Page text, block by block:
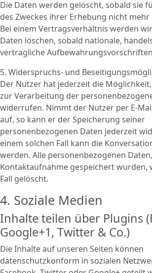
Die Daten werden gelöscht, sobald sie
des Zweckes ihrer Erhebung nicht
Bei einem Vertragsverhältnis werden
Daten löschen, sobald nationale,
vertragliche
5. Widerspruchs- und
Der Nutzer hat jederzeit die
zur Verarbeitung der
widerrufen. Nimmt der Nutzer per E-
auf, so kann er der Speicherung seiner
personenbezogenen Daten jederzeit
einem solchen Fall kann die
werden. Alle personenbezogenen
Kontaktaufnahme gespeichert wurden,
Fall gelöscht.
4. Soziale Medien
Inhalte teilen über Plugins
Google+1, Twitter & Co.)
Die Inhalte auf unseren Seiten können
datenschutzkonform in sozialen